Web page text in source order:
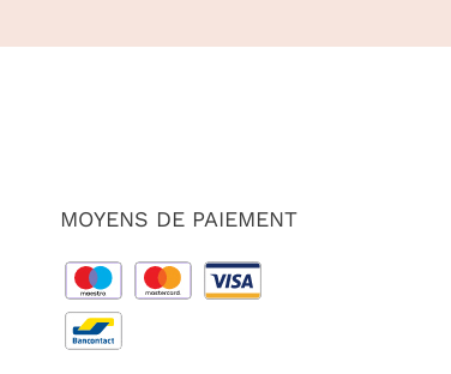
MOYENS DE PAIEMENT